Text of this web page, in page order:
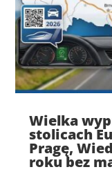
Wielka
stolicach
Pragę,
roku bez